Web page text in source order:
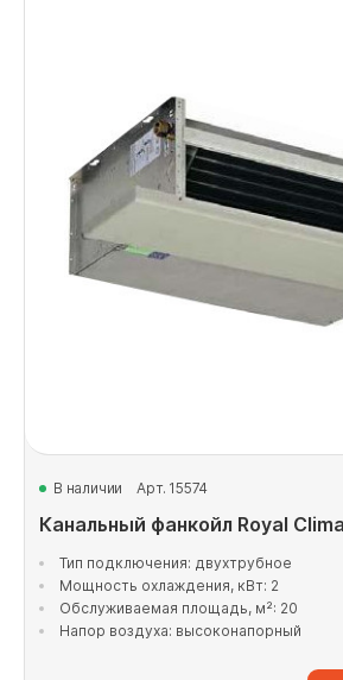
В наличии Арт. 15574
Канальный фанкойл Royal
Тип подключения: двухтрубное
Мощность охлаждения, кВт: 2
Обслуживаемая площадь, м²: 20
Напор воздуха: высоконапорный